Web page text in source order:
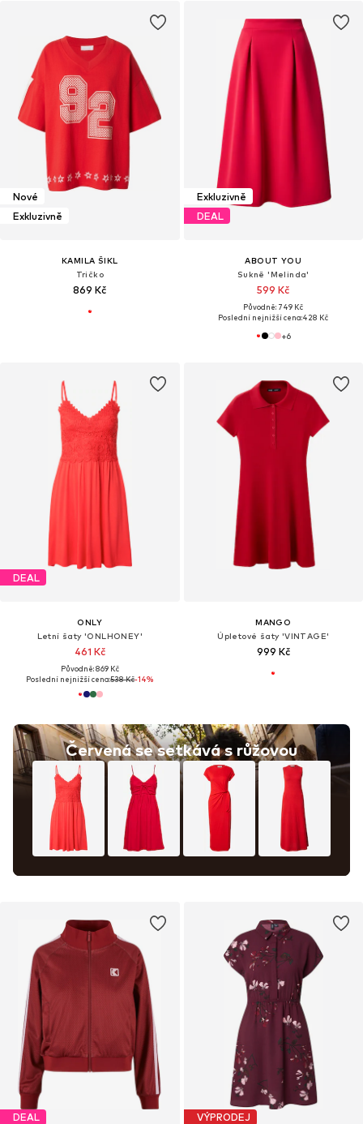
Nové
Exkluzivně
KAMILA ŠIKL
Tričko
869 Kč
Exkluzivně
DEAL
ABOUT YOU
Sukně 'Melinda'
599 Kč
Původně: 749 Kč
Poslední nejnižší cena:428 Kč
+6
DEAL
ONLY
Letní šaty 'ONLHONEY'
461 Kč
Původně: 869 Kč
Poslední nejnižší cena:538 Kč-14%
Červená se setkává s růžovou
MANGO
Úpletové šaty 'VINTAGE'
999 Kč
DEAL VÝPRODEJ